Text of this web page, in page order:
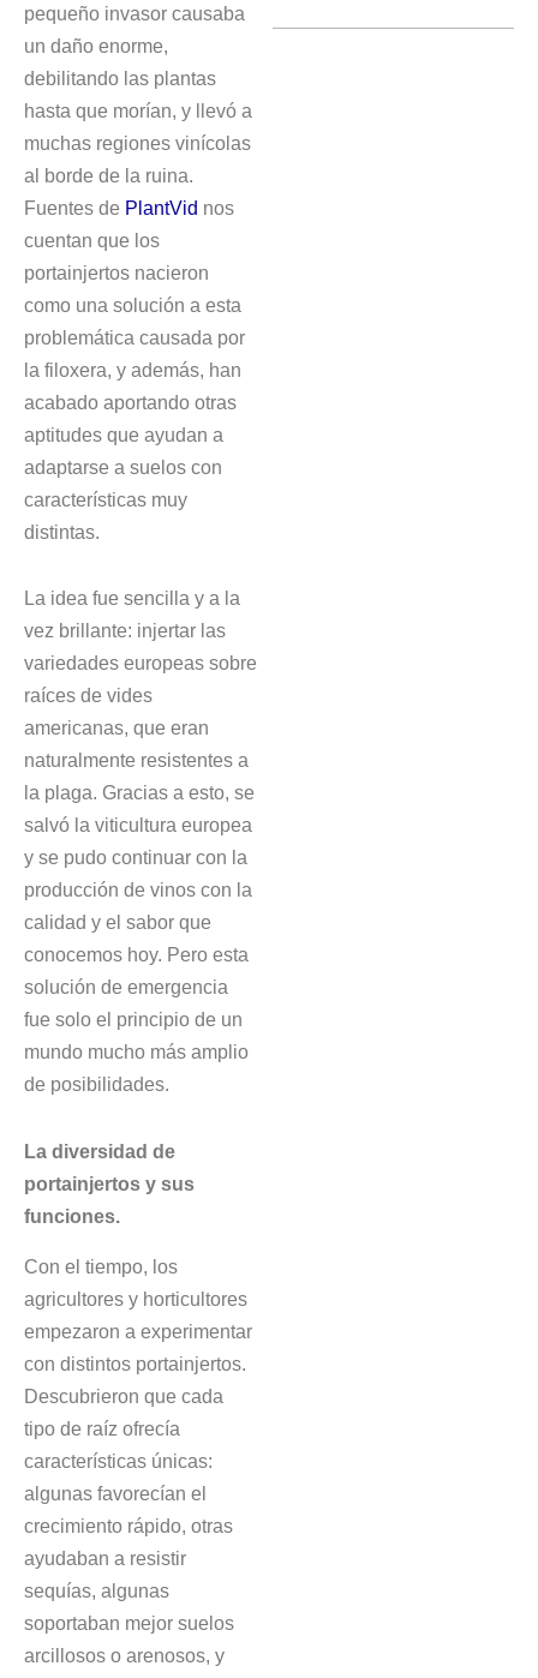
pequeño invasor causaba
un daño enorme,
debilitando las plantas
hasta que morían, y llevó a
muchas regiones vinícolas
al borde de la ruina.
Fuentes de PlantVid nos
cuentan que los
portainjertos nacieron
como una solución a esta
problemática causada por
la filoxera, y además, han
acabado aportando otras
aptitudes que ayudan a
adaptarse a suelos con
características muy
distintas.
La idea fue sencilla y a la
vez brillante: injertar las
variedades europeas sobre
raíces de vides
americanas, que eran
naturalmente resistentes a
la plaga. Gracias a esto, se
salvó la viticultura europea
y se pudo continuar con la
producción de vinos con la
calidad y el sabor que
conocemos hoy. Pero esta
solución de emergencia
fue solo el principio de un
mundo mucho más amplio
de posibilidades.
La diversidad de
portainjertos y sus
funciones.
Con el tiempo, los
agricultores y horticultores
empezaron a experimentar
con distintos portainjertos.
Descubrieron que cada
tipo de raíz ofrecía
características únicas:
algunas favorecían el
crecimiento rápido, otras
ayudaban a resistir
sequías, algunas
soportaban mejor suelos
arcillosos o arenosos, y